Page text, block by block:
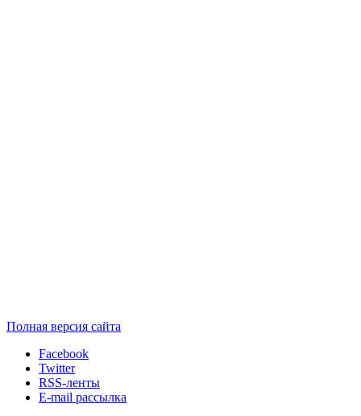
Полная версия сайта
Facebook
Twitter
RSS-ленты
E-mail рассылка